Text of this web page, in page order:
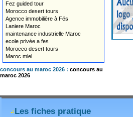
Fez guided tour
Morocco desert tours
Agence immobilière à Fés
Laniere Maroc
maintenance industrielle Maroc
ecole privée a fes
Morocco desert tours
Maroc miel
concours au maroc 2026 : concours au
maroc 2026
Les fiches pratique